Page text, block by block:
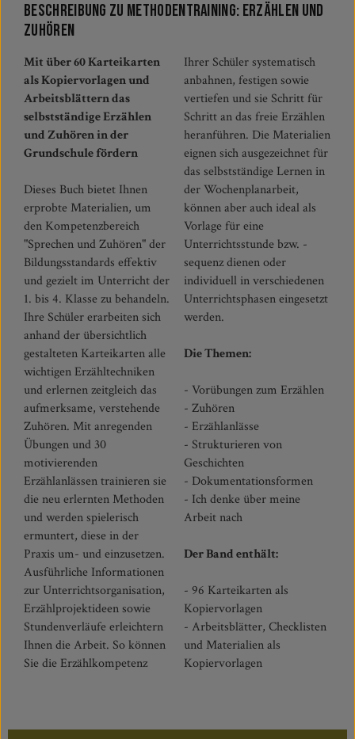
Beschreibung zu Methodentraining: Erzählen und
Zuhören
Mit über 60 Karteikarten
als Kopiervorlagen und
Arbeitsblättern das
selbstständige Erzählen
und Zuhören in der
Grundschule fördern
Dieses Buch bietet Ihnen
erprobte Materialien, um
den Kompetenzbereich
"Sprechen und Zuhören" der
Bildungsstandards effektiv
und gezielt im Unterricht der
1. bis 4. Klasse zu behandeln.
Ihre Schüler erarbeiten sich
anhand der übersichtlich
gestalteten Karteikarten alle
wichtigen Erzähltechniken
und erlernen zeitgleich das
aufmerksame, verstehende
Zuhören. Mit anregenden
Übungen und 30
motivierenden
Erzählanlässen trainieren sie
die neu erlernten Methoden
und werden spielerisch
ermuntert, diese in der
Praxis um- und einzusetzen.
Ausführliche Informationen
zur Unterrichtsorganisation,
Erzählprojektideen sowie
Stundenverläufe erleichtern
Ihnen die Arbeit. So können
Sie die Erzählkompetenz
Ihrer Schüler systematisch
anbahnen, festigen sowie
vertiefen und sie Schritt für
Schritt an das freie Erzählen
heranführen. Die Materialien
eignen sich ausgezeichnet für
das selbstständige Lernen in
der Wochenplanarbeit,
können aber auch ideal als
Vorlage für eine
Unterrichtsstunde bzw. -
sequenz dienen oder
individuell in verschiedenen
Unterrichtsphasen eingesetzt
werden.
Die Themen:
- Vorübungen zum Erzählen
- Zuhören
- Erzählanlässe
- Strukturieren von
Geschichten
- Dokumentationsformen
- Ich denke über meine
Arbeit nach
Der Band enthält:
- 96 Karteikarten als
Kopiervorlagen
- Arbeitsblätter, Checklisten
und Materialien als
Kopiervorlagen